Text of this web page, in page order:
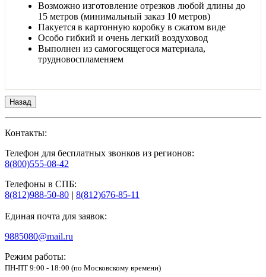
Возможно изготовление отрезков любой длины до
15 метров (минимальный заказ 10 метров)
Пакуется в картонную коробку в сжатом виде
Особо гибкий и очень легкий воздуховод
Выполнен из самогосящегося материала,
трудновоспламеняем
Контакты:
Телефон для бесплатных звонков из регионов:
8(800)555-08-42
Телефоны в СПБ:
8(812)988-50-80 | 8(812)676-85-11
Единая почта для заявок:
9885080@mail.ru
Режим работы:
ПН-ПТ 9:00 - 18:00 (по Московскому времени)